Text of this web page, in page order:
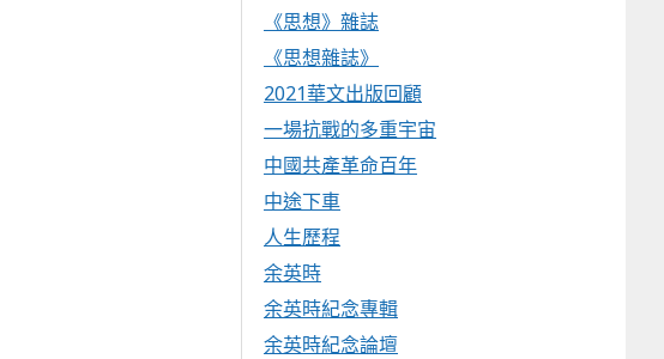
《思想》雜誌
《思想雜誌》
2021華文出版回顧
一場抗戰的多重宇宙
中國共產革命百年
中途下車
人生歷程
余英時
余英時紀念專輯
余英時紀念論壇